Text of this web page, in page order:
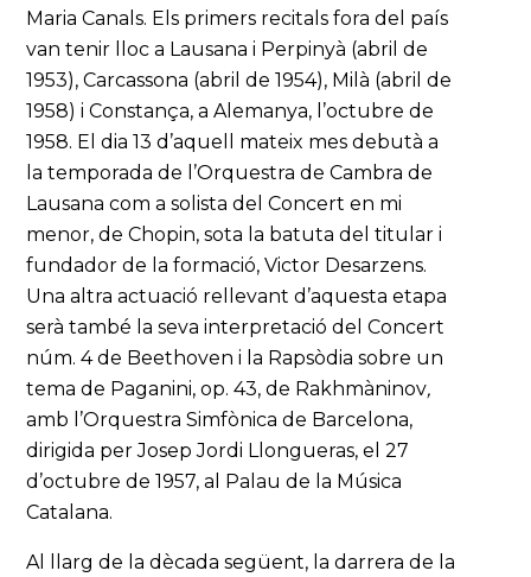
Maria Canals. Els primers recitals fora del país
van tenir lloc a Lausana i Perpinyà (abril de
1953), Carcassona (abril de 1954), Milà (abril de
1958) i Constança, a Alemanya, l’octubre de
1958. El dia 13 d’aquell mateix mes debutà a
la temporada de l’Orquestra de Cambra de
Lausana com a solista del Concert en mi
menor, de Chopin, sota la batuta del titular i
fundador de la formació, Victor Desarzens.
Una altra actuació rellevant d’aquesta etapa
serà també la seva interpretació del Concert
núm. 4 de Beethoven i la Rapsòdia sobre un
tema de Paganini, op. 43, de Rakhmàninov,
amb l’Orquestra Simfònica de Barcelona,
dirigida per Josep Jordi Llongueras, el 27
d’octubre de 1957, al Palau de la Música
Catalana.
Al llarg de la dècada següent, la darrera de la